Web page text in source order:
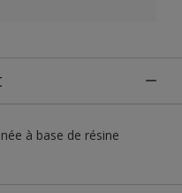
à base de résine